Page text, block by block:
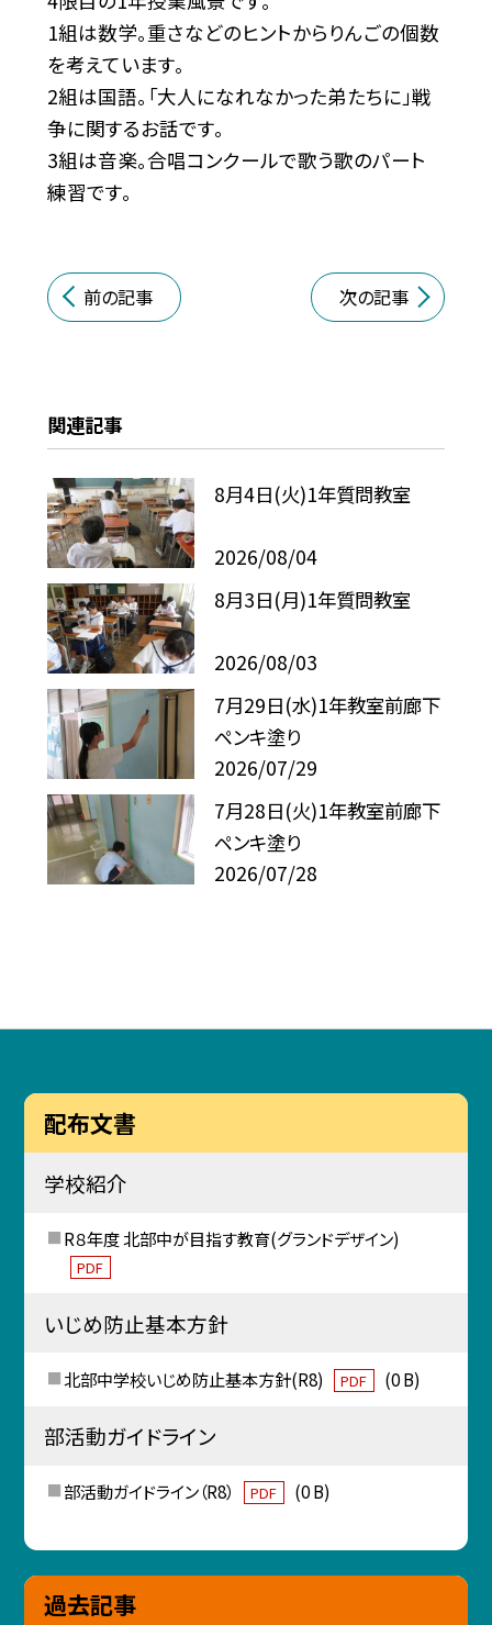
1組は数学。重さなどのヒントからりんごの個数
を考えています。
2組は国語。「大人になれなかった弟たちに」戦
争に関するお話です。
3組は音楽。合唱コンクールで歌う歌のパート
練習です。
前の記事 次の記事
関連記事
8月4日(火)1年質問教室
2026/08/04
8月3日(月)1年質問教室
2026/08/03
7月29日(水)1年教室前廊下
ペンキ塗り
2026/07/29
7月28日(火)1年教室前廊下
ペンキ塗り
2026/07/28
配布文書
学校紹介
R８年度 北部中が目指す教育(グランドデザイン)
PDF
いじめ防止基本方針
北部中学校いじめ防止基本方針(R8) PDF (0 B)
部活動ガイドライン
部活動ガイドライン（R8） PDF (0 B)
過去記事